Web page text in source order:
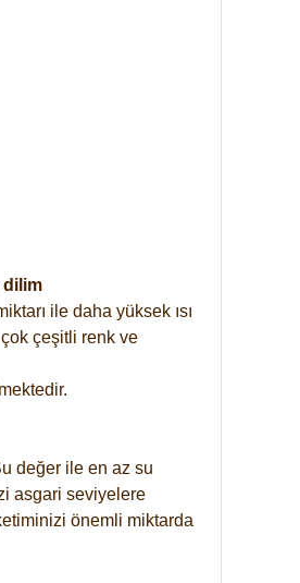
dilim
ile daha yüksek ısı
çeşitli renk ve
değer ile en az su
asgari seviyelere
önemli miktarda